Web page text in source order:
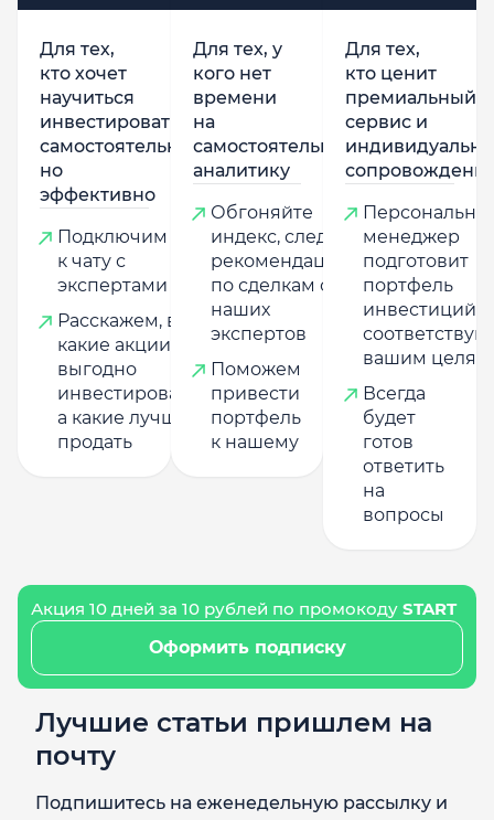
Для тех,
кто хочет
научиться
инвестировать
самостоятельно,
но
эффективно
Подключим
к чату с
экспертами
Расскажем, в
какие акции
выгодно
инвестировать,
а какие лучше
продать
Для тех, у
кого нет
времени
на
самостоятельную
аналитику
Обгоняйте
индекс, следуя
рекомендациям
по сделкам от
наших
экспертов
Поможем
привести
портфель
к нашему
Для тех,
кто ценит
премиальный
сервис и
менеджер
подготовит
портфель
инвестиций,
вашим целям
Всегда
будет
готов
ответить
на
вопросы
Акция 10 дней за 10 рублей по промокоду START
Оформить подписку
Лучшие статьи пришлем на
почту
Подпишитесь на еженедельную рассылку и